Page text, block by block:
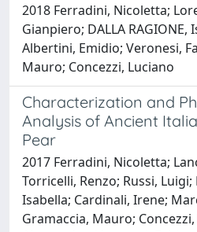
2018 Ferradini, Nicoletta;
Gianpiero; DALLA RAGIONE,
Albertini, Emidio; Veronesi,
Mauro; Concezzi, Luciano
Characterization and
Analysis of Ancient
Pear
2017 Ferradini, Nicoletta;
Torricelli, Renzo; Russi, Luigi;
Isabella; Cardinali, Irene;
Gramaccia, Mauro;